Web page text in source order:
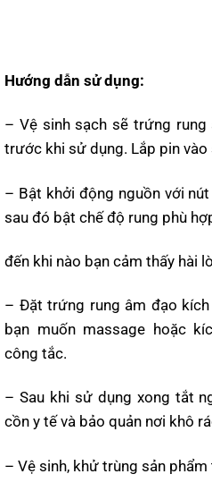
Hướng dẫn sử dụng:
– Vệ sinh sạch sẽ trứng
trước khi sử dụng. Lắp pin vào
– Bật khởi động nguồn với
sau đó bật chế độ rung phù
đến khi nào bạn cảm thấy hài
– Đặt trứng rung âm đạo
bạn muốn massage hoặc
công tắc.
– Sau khi sử dụng xong tắt
cồn y tế và bảo quản nơi khô
– Vệ sinh, khử trùng sản